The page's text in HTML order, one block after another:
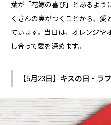
葉が「花嫁の喜び」とあるよう
くさんの実がつくことから、愛
ています。当日は、オレンジや
し合って愛を深めます。
【5月23日】キスの日・ラ